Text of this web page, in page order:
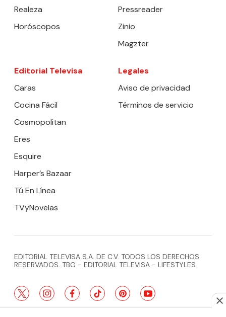
Realeza
Horóscopos
Pressreader
Zinio
Magzter
Editorial Televisa
Caras
Cocina Fácil
Cosmopolitan
Eres
Esquire
Harper’s Bazaar
Tú En Línea
TVyNovelas
Legales
Aviso de privacidad
Términos de servicio
EDITORIAL TELEVISA S.A. DE C.V. TODOS LOS DERECHOS
RESERVADOS. TBG - EDITORIAL TELEVISA - LIFESTYLES
twitterinstagramfacebooktiktokpinterestyoutube